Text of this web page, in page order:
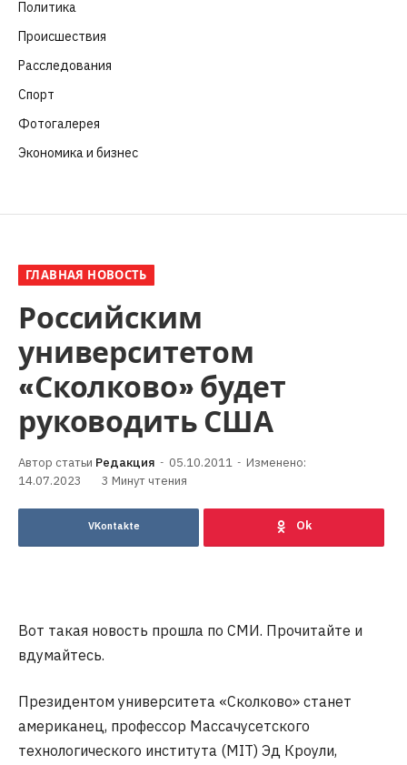
Политика
Происшествия
Расследования
Спорт
Фотогалерея
Экономика и бизнес
ГЛАВНАЯ НОВОСТЬ
Российским
университетом
«Сколково» будет
руководить США
Редакция 05.10.2011
Изменено:
14.07.2023
3 Минут чтения
VKontakte
Вот такая новость прошла по СМИ. Прочитайте и
вдумайтесь.
Президентом университета «Сколково» станет
американец, профессор Массачусетского
технологического института (MIT) Эд Кроули,